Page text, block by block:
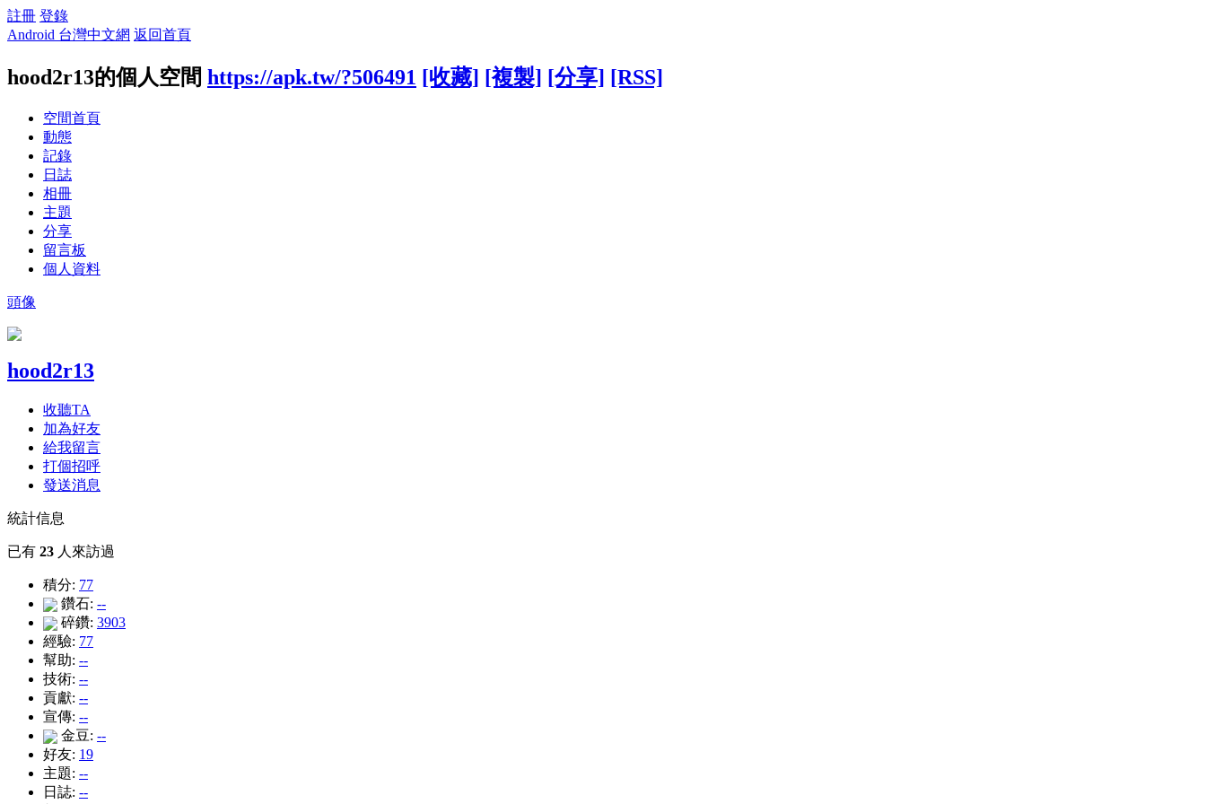
註冊 登錄
Android 台灣中文網 返回首頁
hood2r13的個人空間 https://apk.tw/?506491 [收藏] [複製] [分享] [RSS]
空間首頁
動態
記錄
日誌
相冊
主題
分享
留言板
個人資料
頭像
hood2r13
收聽TA
加為好友
給我留言
打個招呼
發送消息
統計信息
已有 23 人來訪過
積分: 77
鑽石: --
碎鑽: 3903
經驗: 77
幫助: --
技術: --
貢獻: --
宣傳: --
金豆: --
好友: 19
主題: --
日誌: --